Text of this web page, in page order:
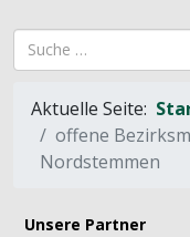
Suchbegriff
Aktuelle Seite:
offene
Nordstemmen
Unsere Partner